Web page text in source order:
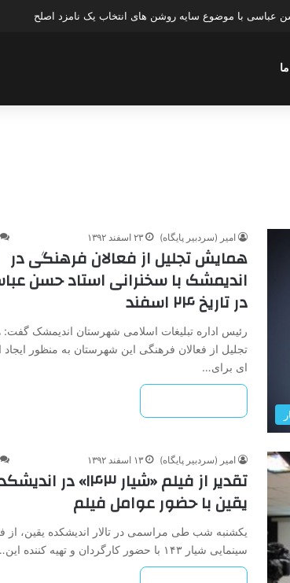
با موضوع چهار انتخاب ۱۴۰۰
امیر (سردبیر پایگاه) ۲۳ اسفند ۱۳۹۲
همایش تجلیل از فعالان فرهنگی در
اندیمشک با سخنرانی استاد حسن
در تاریخ ۲۴ اسفند
رئیس اداره تبلیغات اسلامی شهرستان اندیمشک
تجلیل از فعالان فرهنگی این شهرستان به منظور ایجاد
ای برای…
امیر (سردبیر پایگاه) ۱۳ اسفند ۱۳۹۲
تقدیر از فیلم «شیار ۱۴۳» در
یقین با حضور عوامل فیلم
یکشنبه شب طی مراسمی در تالار اندیشکده یقین، از
سینمایی شیار ۱۴۳ با حضور کارگردان و تهیه کننده این…